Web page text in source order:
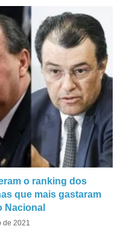
o ranking dos
que mais gastaram
Nacional
de 2021